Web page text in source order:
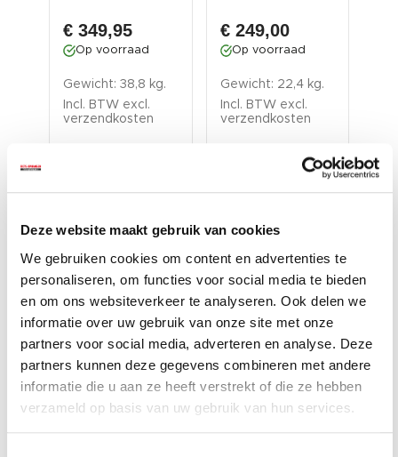
Deze website maakt gebruik van cookies
We gebruiken cookies om content en advertenties te
personaliseren, om functies voor social media te bieden
en om ons websiteverkeer te analyseren. Ook delen we
informatie over uw gebruik van onze site met onze
partners voor social media, adverteren en analyse. Deze
partners kunnen deze gegevens combineren met andere
informatie die u aan ze heeft verstrekt of die ze hebben
verzameld op basis van uw gebruik van hun services.
€ 349,95
Op voorraad
Gewicht: 38,8 kg.
Incl. BTW excl.
verzendkosten
€ 249,00
Op voorraad
Gewicht: 22,4 kg.
Incl. BTW excl.
verzendkosten
Accessoires voor een nog
betere ervaring